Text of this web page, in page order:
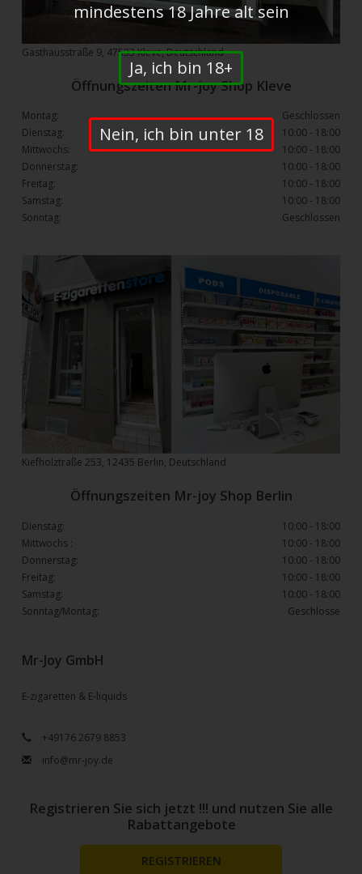
Mr-Joy GmbH
E-zigaretten & E-liquids
+49176 2679 8853
info@mr-joy.de
Gasthausstraße 9, 47533 Kleve, Deutschland
Kiefholztraße 253, 12435 Berlin, Deutschland
Öffnungszeiten Mr-joy Shop Kleve
Montag:
Geschlossen
Dienstag:
10:00 - 18:00
Mittwochs:
10:00 - 18:00
Donnerstag:
10:00 - 18:00
Freitag:
10:00 - 18:00
Samstag:
10:00 - 18:00
Sonntag:
Geschlossen
Öffnungszeiten Mr-joy Shop Berlin
Dienstag:
10:00 - 18:00
Mittwochs :
10:00 - 18:00
Donnerstag:
10:00 - 18:00
Freitag:
10:00 - 18:00
Samstag:
10:00 - 18:00
Sonntag/Montag:
Geschlosse
Registrieren Sie sich jetzt !!! und nutzen Sie alle
Rabattangebote
REGISTRIEREN
mindestens 18 Jahre alt sein
Ja, ich bin 18+
Nein, ich bin unter 18